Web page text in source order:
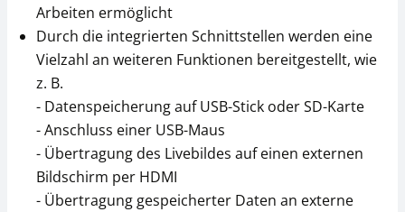
Arbeiten ermöglicht
Durch die integrierten Schnittstellen werden eine
Vielzahl an weiteren Funktionen bereitgestellt, wie
z. B.
- Datenspeicherung auf USB-Stick oder SD-Karte
- Anschluss einer USB-Maus
- Übertragung des Livebildes auf einen externen
Bildschirm per HDMI
- Übertragung gespeicherter Daten an externe